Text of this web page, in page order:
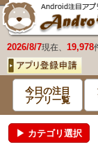
2026/8/7現在、 19,978
今日の注目
アプリ一覧
▶ カテゴリ選択